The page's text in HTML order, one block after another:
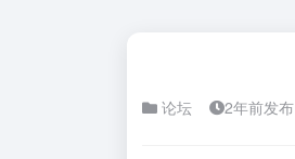
论坛 2年前发布